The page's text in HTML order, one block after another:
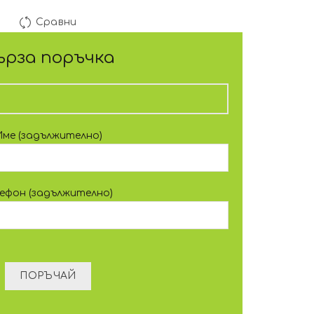
Сравни
поръчка
(задължително)
(задължително)